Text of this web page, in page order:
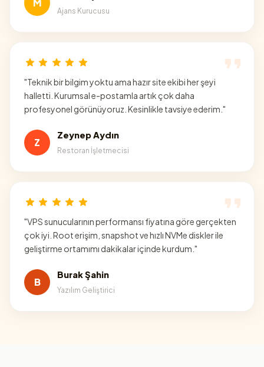
M
Ajans Kurucusu
"Teknik bir bilgim yoktu ama hazır site ekibi her şeyi
halletti. Kurumsal e-postamla artık çok daha
profesyonel görünüyoruz. Kesinlikle tavsiye ederim. "
Z
Zeynep Aydın
Restoran İşletmecisi
"VPS sunucularının performansı fiyatına göre gerçekten
çok iyi. Root erişim, snapshot ve hızlı NVMe diskler ile
geliştirme ortamımı dakikalar içinde kurdum. "
B
Burak Şahin
Yazılım Geliştirici